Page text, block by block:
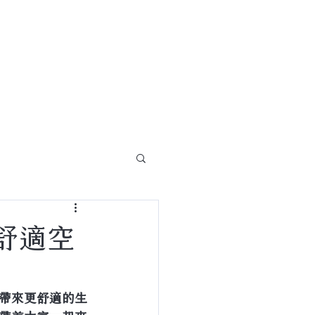
適空
來更舒適的生